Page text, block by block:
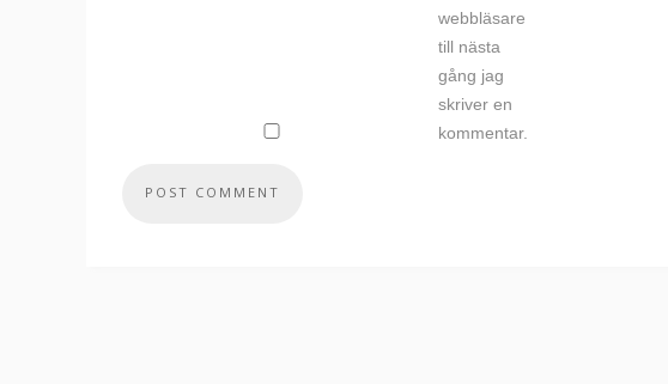
webbläsare
till nästa
gång jag
skriver en
kommentar.